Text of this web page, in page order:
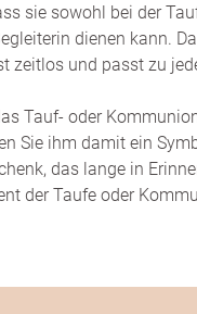
sie sowohl bei der
dienen kann.
zeitlos und passt zu
Tauf- oder
Sie ihm damit ein
das lange in
der Taufe oder